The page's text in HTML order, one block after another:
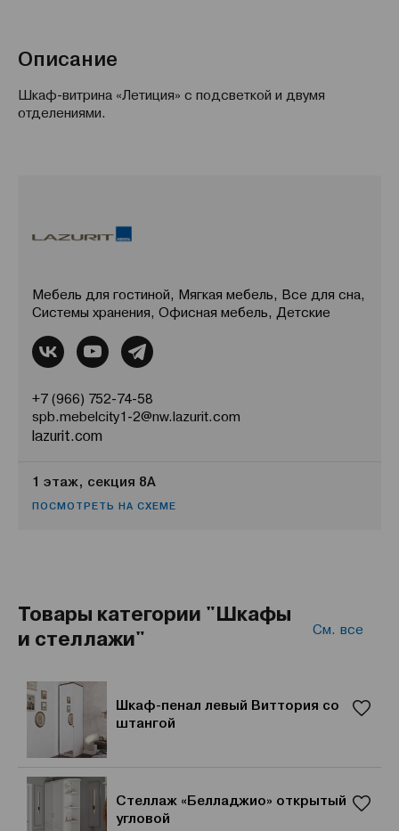
Описание
Шкаф-витрина «Летиция» с подсветкой и двумя
отделениями.
Мебель для гостиной, Мягкая мебель, Все для сна,
Системы хранения, Офисная мебель, Детские
+7 (966) 752-74-58
spb.mebelcity1-2@nw.lazurit.com
lazurit.com
1 этаж, секция 8А
ПОСМОТРЕТЬ НА СХЕМЕ
Товары категории "Шкафы
и стеллажи"
См. все
Шкаф-пенал левый Виттория со
штангой
Стеллаж «Белладжио» открытый
угловой